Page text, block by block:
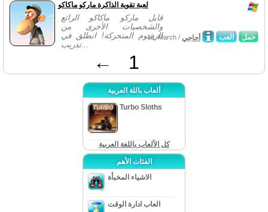
لعبة تقوية الذاكرة ماركو ماكاكو
قابل ماركو ماكاكو الرائع
والشخصيات الأخرى من
الرسوم المتحركة! انطلق في
تدريب...
حمل العب 13, March / أحاجي
← 1
ألعاب باللة العربية
Turbo Sloths
كل الألعاب باللغة العربية
الفئات الأهم
الاشياء المخبأة
العاب ادارة الوقت